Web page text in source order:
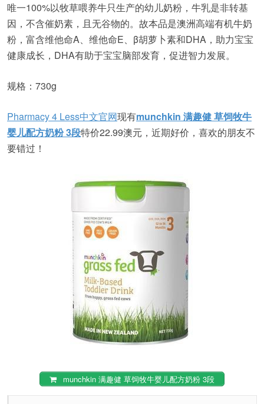
唯一100%以牧草喂养牛只生产的幼儿奶粉，牛乳是非转基
因，不含催奶素，且无谷物的。故本品是澳洲高端有机牛奶
粉，富含维他命A、维他命E、β胡萝卜素和DHA，助力宝宝
健康成长，DHA有助于宝宝脑部发育，促进智力发展。
规格：730g
Pharmacy 4 Less中文官网现有munchkin 满趣健 草饲牧牛
婴儿配方奶粉 3段特价22.99澳元，近期好价，喜欢的朋友不
要错过！
munchkin 满趣健 草饲牧牛婴儿配方奶粉 3段